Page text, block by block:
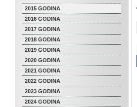
2015 GODINA
2016 GODINA
2017 GODINA
2018 GODINA
2019 GODINA
2020 GODINA
2021 GODINA
2022 GODINA
2023 GODINA
2024 GODINA